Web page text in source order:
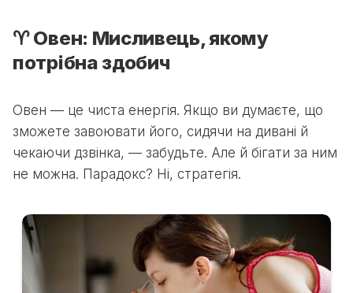
♈ Овен: Мисливець, якому
потрібна здобич
Овен — це чиста енергія. Якщо ви думаєте, що
зможете завоювати його, сидячи на дивані й
чекаючи дзвінка, — забудьте. Але й бігати за ним
не можна. Парадокс? Ні, стратегія.